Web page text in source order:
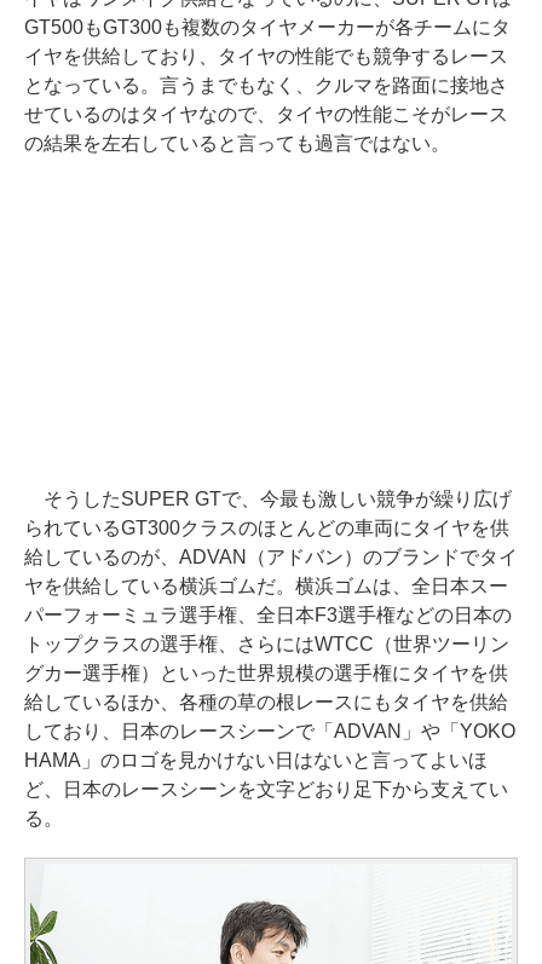
GT500もGT300も複数のタイヤメーカーが各チームにタ
イヤを供給しており、タイヤの性能でも競争するレース
となっている。言うまでもなく、クルマを路面に接地さ
せているのはタイヤなので、タイヤの性能こそがレース
の結果を左右していると言っても過言ではない。
そうしたSUPER GTで、今最も激しい競争が繰り広げ
られているGT300クラスのほとんどの車両にタイヤを供
給しているのが、ADVAN（アドバン）のブランドでタイ
ヤを供給している横浜ゴムだ。横浜ゴムは、全日本スー
パーフォーミュラ選手権、全日本F3選手権などの日本の
トップクラスの選手権、さらにはWTCC（世界ツーリン
グカー選手権）といった世界規模の選手権にタイヤを供
給しているほか、各種の草の根レースにもタイヤを供給
しており、日本のレースシーンで「ADVAN」や「YOKO
HAMA」のロゴを見かけない日はないと言ってよいほ
ど、日本のレースシーンを文字どおり足下から支えてい
る。